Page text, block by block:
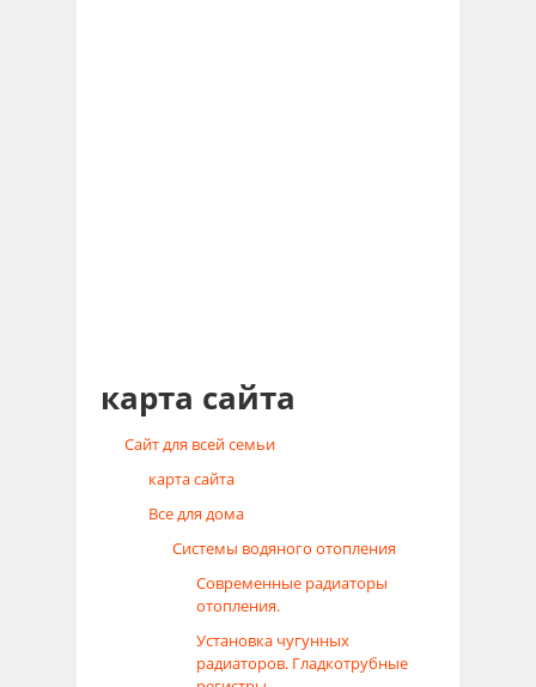
карта сайта
Сайт для всей семьи
карта сайта
Все для дома
Системы водяного отопления
Современные радиаторы
отопления.
Установка чугунных
радиаторов. Гладкотрубные